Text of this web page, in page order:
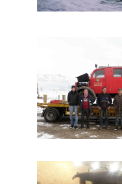
Fünf Mitglieder
Maishofen vor
verschneiten